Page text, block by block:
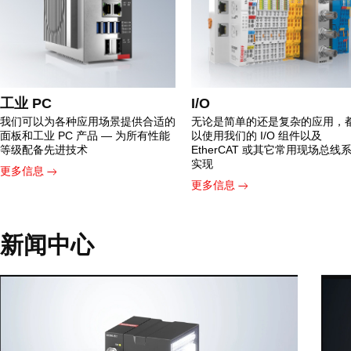
工业 PC
我们可以为各种应用场景提供合适的
面板和工业 PC 产品 — 为所有性能
等级配备先进技术
更多信息
I/O
无论是简单的还是复杂的应用，
以使用我们的 I/O 组件以及
EtherCAT 或其它常用现场总线
实现
更多信息
新闻中心